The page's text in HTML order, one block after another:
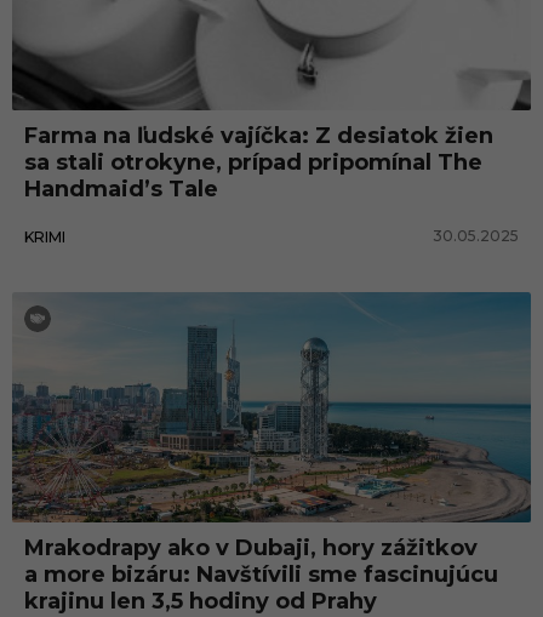
Farma na ľudské vajíčka: Z desiatok žien
sa stali otrokyne, prípad pripomínal The
Handmaid’s Tale
KRIMI 30.05.2025
Mrakodrapy ako v Dubaji, hory zážitkov
a more bizáru: Navštívili sme fascinujúcu
krajinu len 3,5 hodiny od Prahy
Cestovanie